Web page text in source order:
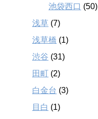
池袋西口 (50)
浅草 (7)
浅草橋 (1)
渋谷 (31)
田町 (2)
白金台 (3)
目白 (1)